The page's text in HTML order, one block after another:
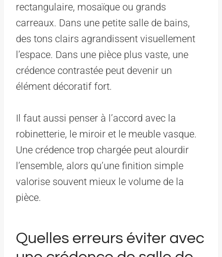
rectangulaire, mosaïque ou grands
carreaux. Dans une petite salle de bains,
des tons clairs agrandissent visuellement
l’espace. Dans une pièce plus vaste, une
crédence contrastée peut devenir un
élément décoratif fort.
Il faut aussi penser à l’accord avec la
robinetterie, le miroir et le meuble vasque.
Une crédence trop chargée peut alourdir
l’ensemble, alors qu’une finition simple
valorise souvent mieux le volume de la
pièce.
Quelles erreurs éviter avec